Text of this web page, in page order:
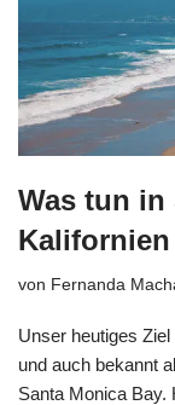
Was tun in
Kalifornien
von Fernanda
Unser heutiges
und auch bekannt
Santa Monica